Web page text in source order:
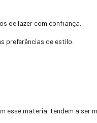
de lazer com confiança.
preferências de estilo.
esse material tendem a ser